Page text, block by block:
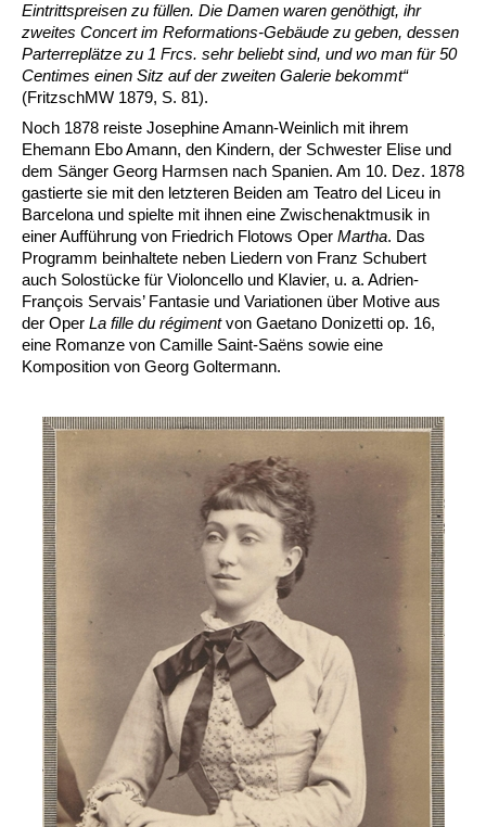
Eintrittspreisen zu füllen. Die Damen waren genöthigt, ihr
zweites Concert im Reformations-Gebäude zu geben, dessen
Parterreplätze zu 1 Frcs. sehr beliebt sind, und wo man für 50
Centimes einen Sitz auf der zweiten Galerie bekommt“
(FritzschMW 1879, S. 81).
Noch 1878 reiste Josephine Amann-Weinlich mit ihrem
Ehemann Ebo Amann, den Kindern, der Schwester Elise und
dem Sänger Georg Harmsen nach Spanien. Am 10. Dez. 1878
gastierte sie mit den letzteren Beiden am Teatro del Liceu in
Barcelona und spielte mit ihnen eine Zwischenaktmusik in
einer Aufführung von Friedrich Flotows Oper Martha. Das
Programm beinhaltete neben Liedern von Franz Schubert
auch Solostücke für Violoncello und Klavier, u. a. Adrien-
François Servais’ Fantasie und Variationen über Motive aus
der Oper La fille du régimentvon Gaetano Donizetti op. 16,
eine Romanze von Camille Saint-Saëns sowie eine
Komposition von Georg Goltermann.